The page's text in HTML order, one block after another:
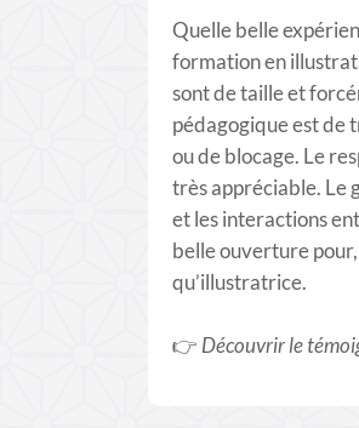
Quelle belle
formation en
sont de taille et
pédagogique est de
ou de blocage. Le
très appréciable. Le
et les interactions
belle ouverture
qu’illustratrice.
👉 Découvrir le